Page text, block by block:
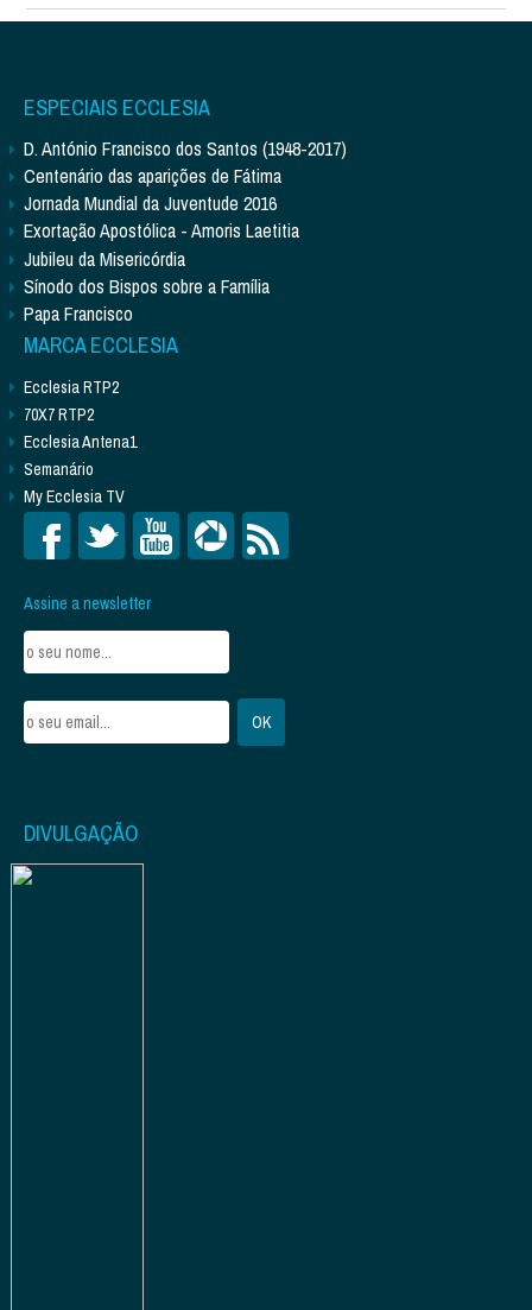
ESPECIAIS ECCLESIA
D. António Francisco dos Santos (1948-2017)
Centenário das aparições de Fátima
Jornada Mundial da Juventude 2016
Exortação Apostólica - Amoris Laetitia
Jubileu da Misericórdia
Sínodo dos Bispos sobre a Família
Papa Francisco
MARCA ECCLESIA
Ecclesia RTP2
70X7 RTP2
Ecclesia Antena1
Semanário
My Ecclesia TV
Assine a newsletter
DIVULGAÇÃO